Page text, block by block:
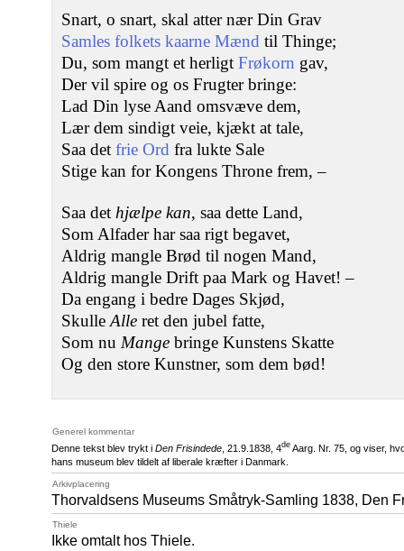
Snart, o snart, skal atter nær Din Grav
Samles folkets kaarne Mænd til Thinge;
Du, som mangt et herligt Frøkorn gav,
Der vil spire og os Frugter bringe:
Lad Din lyse Aand omsvæve dem,
Lær dem sindigt veie, kjækt at tale,
Saa det frie Ord fra lukte Sale
Stige kan for Kongens Throne frem, ‒
Saa det hjælpe kan, saa dette Land,
Som Alfader har saa rigt begavet,
Aldrig mangle Brød til nogen Mand,
Aldrig mangle Drift paa Mark og Havet! ‒
Da engang i bedre Dages Skjød,
Skulle Alle ret den jubel fatte,
Som nu Mange bringe Kunstens Skatte
Og den store Kunstner, som dem bød!
Generel kommentar
Denne tekst blev trykt i Den Frisindede , 21.9.1838, 4de Aarg. Nr. 75, og viser,
hans museum blev tildelt af liberale kræfter i Danmark.
Arkivplacering
Thorvaldsens Museums Småtryk-Samling 1838, Den
Thiele
Ikke omtalt hos Thiele.